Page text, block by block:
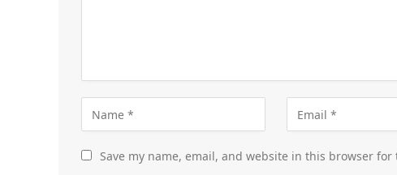
Save my name, email, and website in this browser